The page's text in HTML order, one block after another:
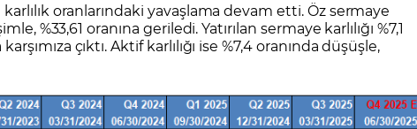
oranlarındaki yavaşlama devam etti. Öz sermaye
%33,61 oranına geriledi. Yatırılan sermaye karlılığı %7,1
çıktı. Aktif karlılığı ise %7,4 oranında düşüşle,